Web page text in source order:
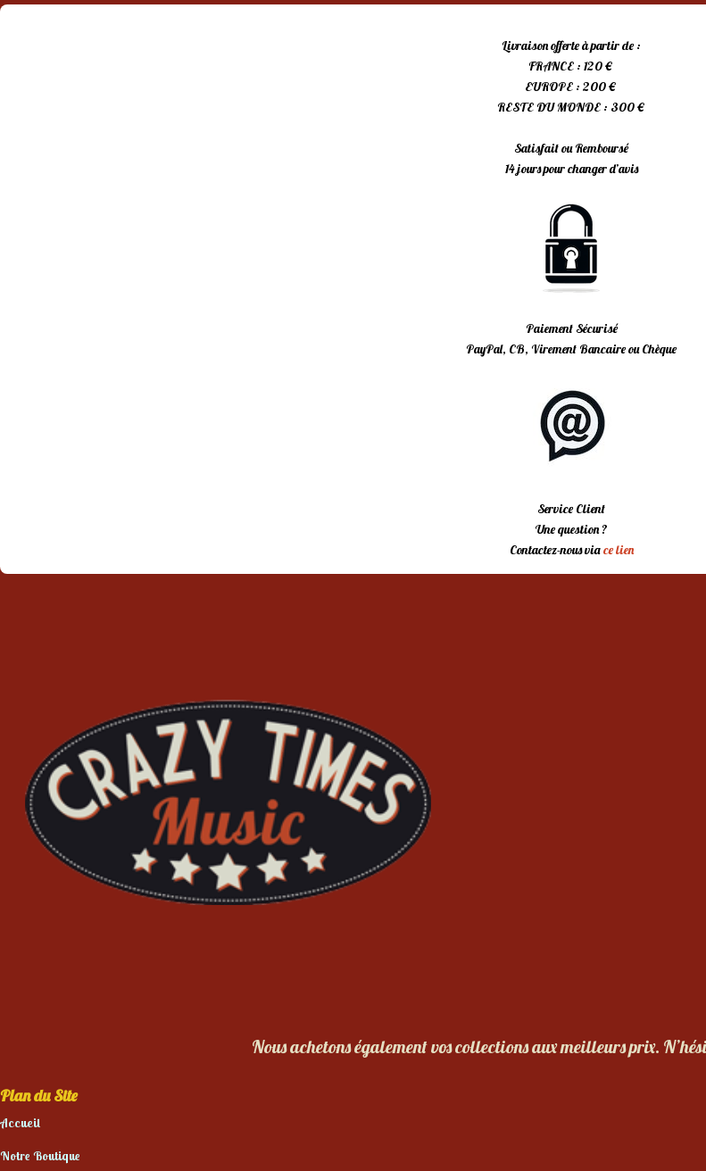
Livraison offerte à partir de :
FRANCE : 120 €
EUROPE : 200 €
RESTE DU MONDE : 300 €
Satisfait ou Remboursé
14 jours pour changer d’avis
Paiement Sécurisé
PayPal, CB, Virement Bancaire ou Chèque
Service Client
Une question ?
Contactez-nous viace lien
Nous achetons également vos collections aux meilleurs prix.
Plan du Site
Accueil
Notre Boutique